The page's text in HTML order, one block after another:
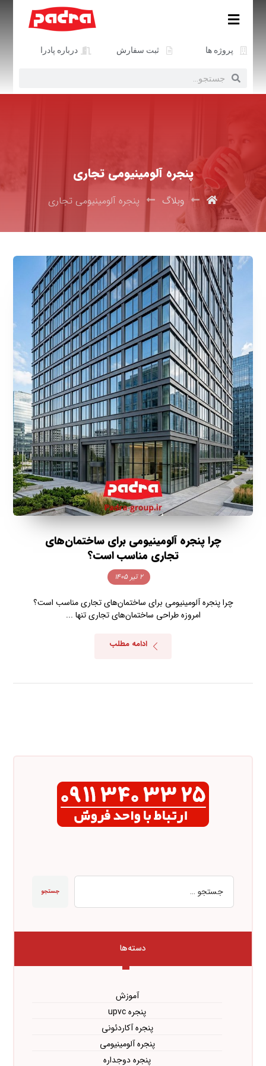
پروژه ها ثبت سفارش درباره پادرا
پنجره آلومینیومی تجاری
وبلاگ پنجره آلومینیومی تجاری
چرا پنجره آلومینیومی برای ساختمان‌های
تجاری مناسب است؟
۲ تیر ۱۴۰۵
چرا پنجره آلومینیومی برای ساختمان‌های تجاری مناسب است؟
امروزه طراحی ساختمان‌های تجاری تنها ...
ادامه مطلب
جستجو
دسته‌ها
آموزش
پنجره upvc
پنجره آکاردئونی
پنجره آلومینیومی
پنجره دوجداره